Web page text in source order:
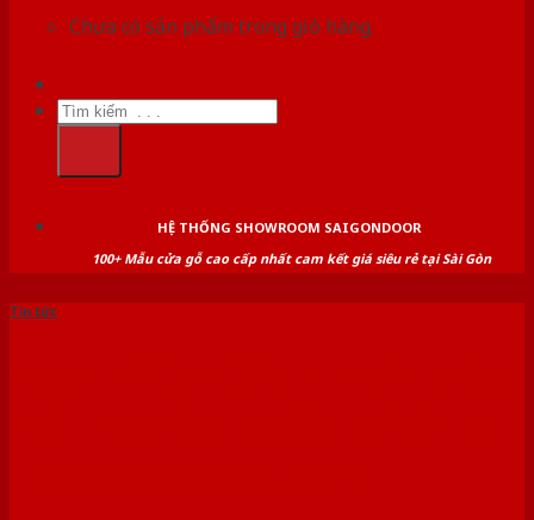
Chưa có sản phẩm trong giỏ hàng.
Tìm
kiếm:
HỆ THỐNG SHOWROOM SAIGONDOOR
100+ Mẫu cửa gỗ cao cấp nhất cam kết giá siêu rẻ tại Sài Gòn
Tin tức